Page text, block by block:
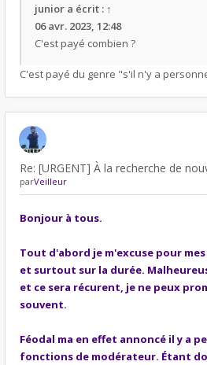
junior a écrit : ↑
06 avr. 2023, 12:48
C'est payé combien ?
C'est payé du genre "s'il n'y a
Re: [URGENT] À la recherche de
parVeilleur
Bonjour à tous.
Tout d'abord je m'excuse pour
et surtout sur la durée.
et ce sera récurent, je ne peux
souvent.
Féodal ma en effet annoncé il y a
fonctions de modérateur. Étant